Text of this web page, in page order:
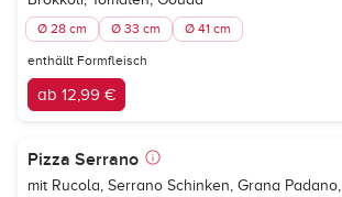
Ø 28 cm Ø 33 cm Ø 41 cm
enthällt Formfleisch
ab 12,99 €
Pizza Serrano
mit Rucola, Serrano Schinken, Grana Padano,